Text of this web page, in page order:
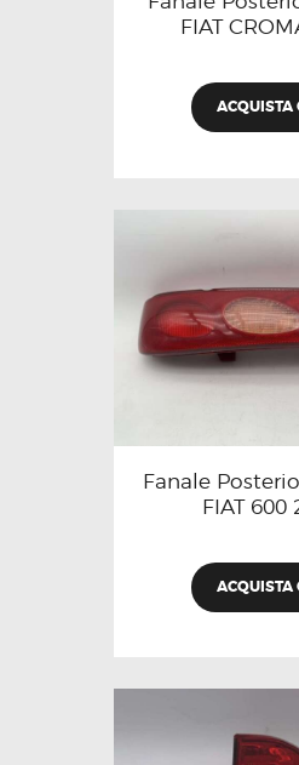
FIAT
ACQUISTA
Fanale
FIAT 600
ACQUISTA